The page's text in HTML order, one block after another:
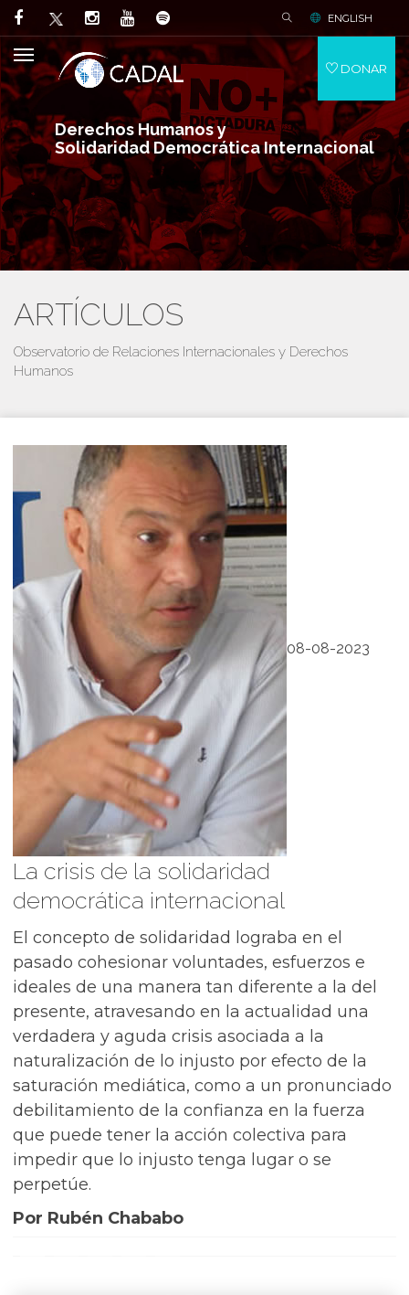
Derechos Humanos y
Solidaridad Democrática Internacional
ENGLISH
DONAR
ARTÍCULOS
Observatorio de Relaciones Internacionales y Derechos
Humanos
08-08-2023
La crisis de la solidaridad
democrática internacional
El concepto de solidaridad lograba en el
pasado cohesionar voluntades, esfuerzos e
ideales de una manera tan diferente a la del
presente, atravesando en la actualidad una
verdadera y aguda crisis asociada a la
naturalización de lo injusto por efecto de la
saturación mediática, como a un pronunciado
debilitamiento de la confianza en la fuerza
que puede tener la acción colectiva para
impedir que lo injusto tenga lugar o se
perpetúe.
Por Rubén Chababo